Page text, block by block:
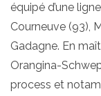
équipé d’une
Courneuve (93),
Gadagne. En
Orangina-
process et